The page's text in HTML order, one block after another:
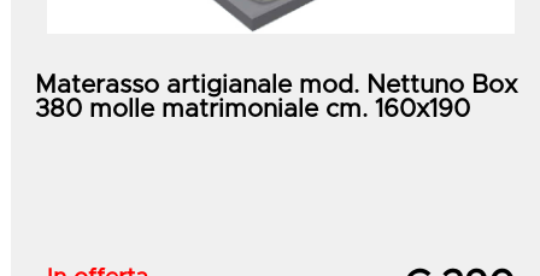
Materasso artigianale mod. Nettuno Box
380 molle matrimoniale cm. 160x190